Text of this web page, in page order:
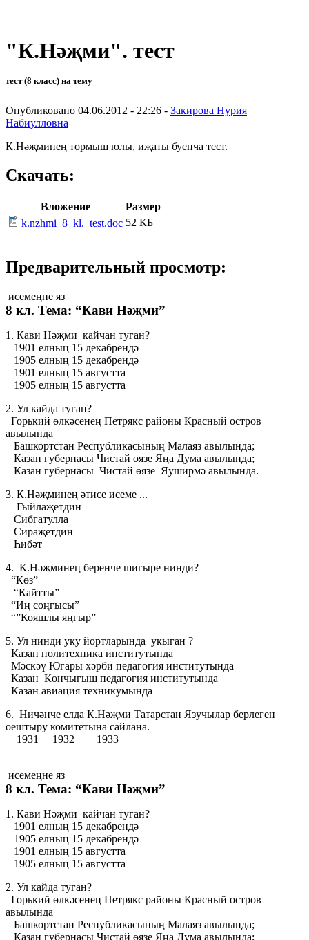
"К.Нәҗми". тест
тест (8 класс) на тему
Опубликовано 04.06.2012 - 22:26 - Закирова Нурия
Набиулловна
К.Нәҗминең тормыш юлы, иҗаты буенча тест.
Скачать:
Вложение
Размер
k.nzhmi_8_kl._test.doc 52 КБ
Предварительный просмотр:
исемеңне яз
8 кл. Тема: “Кави Нәҗми”
1. Кави Нәҗми кайчан туган?
1901 елның 15 декабрендә
1905 елның 15 декабрендә
1901 елның 15 августта
1905 елның 15 августта
2. Ул кайда туган?
Горький өлкәсенең Петрякс районы Красный остров
авылында
Башкортстан Республикасының Малаяз авылында;
Казан губернасы Чистай өязе Яңа Дума авылында;
Казан губернасы Чистай өязе Яуширмә авылында.
3. К.Нәҗминең әтисе исеме ...
Гыйлаҗетдин
Сибгатулла
Сираҗетдин
Һибәт
4. К.Нәҗминең беренче шигыре нинди?
“Көз”
“Кайтты”
“Иң соңгысы”
“”Кояшлы яңгыр”
5. Ул нинди уку йортларында укыган ?
Казан политехника институтында
Мәскәү Югары хәрби педагогия институтында
Казан Көнчыгыш педагогия институтында
Казан авиация техникумында
6. Ничәнче елда К.Нәҗми Татарстан Язучылар берлеген
оештыру комитетына сайлана.
1931 1932 1933
исемеңне яз
8 кл. Тема: “Кави Нәҗми”
1. Кави Нәҗми кайчан туган?
1901 елның 15 декабрендә
1905 елның 15 декабрендә
1901 елның 15 августта
1905 елның 15 августта
2. Ул кайда туган?
Горький өлкәсенең Петрякс районы Красный остров
авылында
Башкортстан Республикасының Малаяз авылында;
Казан губернасы Чистай өязе Яңа Дума авылында;